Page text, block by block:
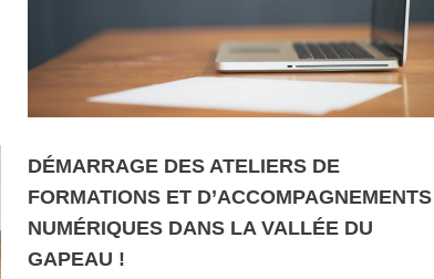
DÉMARRAGE DES ATELIERS DE
FORMATIONS ET D’ACCOMPAGNEMENTS
NUMÉRIQUES DANS LA VALLÉE DU
GAPEAU !